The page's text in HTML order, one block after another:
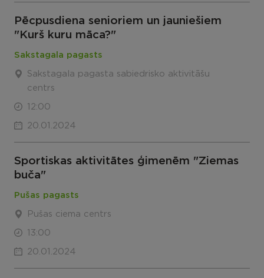
Pēcpusdiena senioriem un jauniešiem
"Kurš kuru māca?"
Sakstagala pagasts
Sakstagala pagasta sabiedrisko aktivitāšu
centrs
12:00
20.01.2024
Sportiskas aktivitātes ģimenēm "Ziemas
buča"
Pušas pagasts
Pušas ciema centrs
13:00
20.01.2024